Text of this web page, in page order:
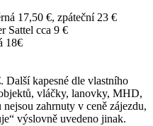
17,50 €, zpáteční 23 €
Sattel cca 9 €
18€
Další kapesné dle vlastního
vláčky, lanovky, MHD,
zahrnuty v ceně zájezdu,
výslovně uvedeno jinak.